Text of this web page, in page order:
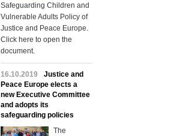
Safeguarding Children and
Vulnerable Adults Policy of
Justice and Peace Europe.
Click here to open the
document.
16.10.2019
Justice and
Peace Europe elects a
new Executive Committee
and adopts its
safeguarding policies
The